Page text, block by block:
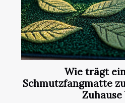
Wie trägt
Schmutzfangmatte
Zuhause